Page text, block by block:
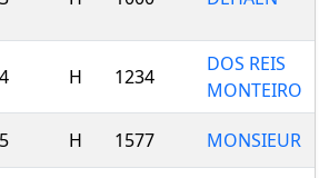
4 H 1234
DOS REIS
MONTEIRO
5 H 1577 MONSIEUR